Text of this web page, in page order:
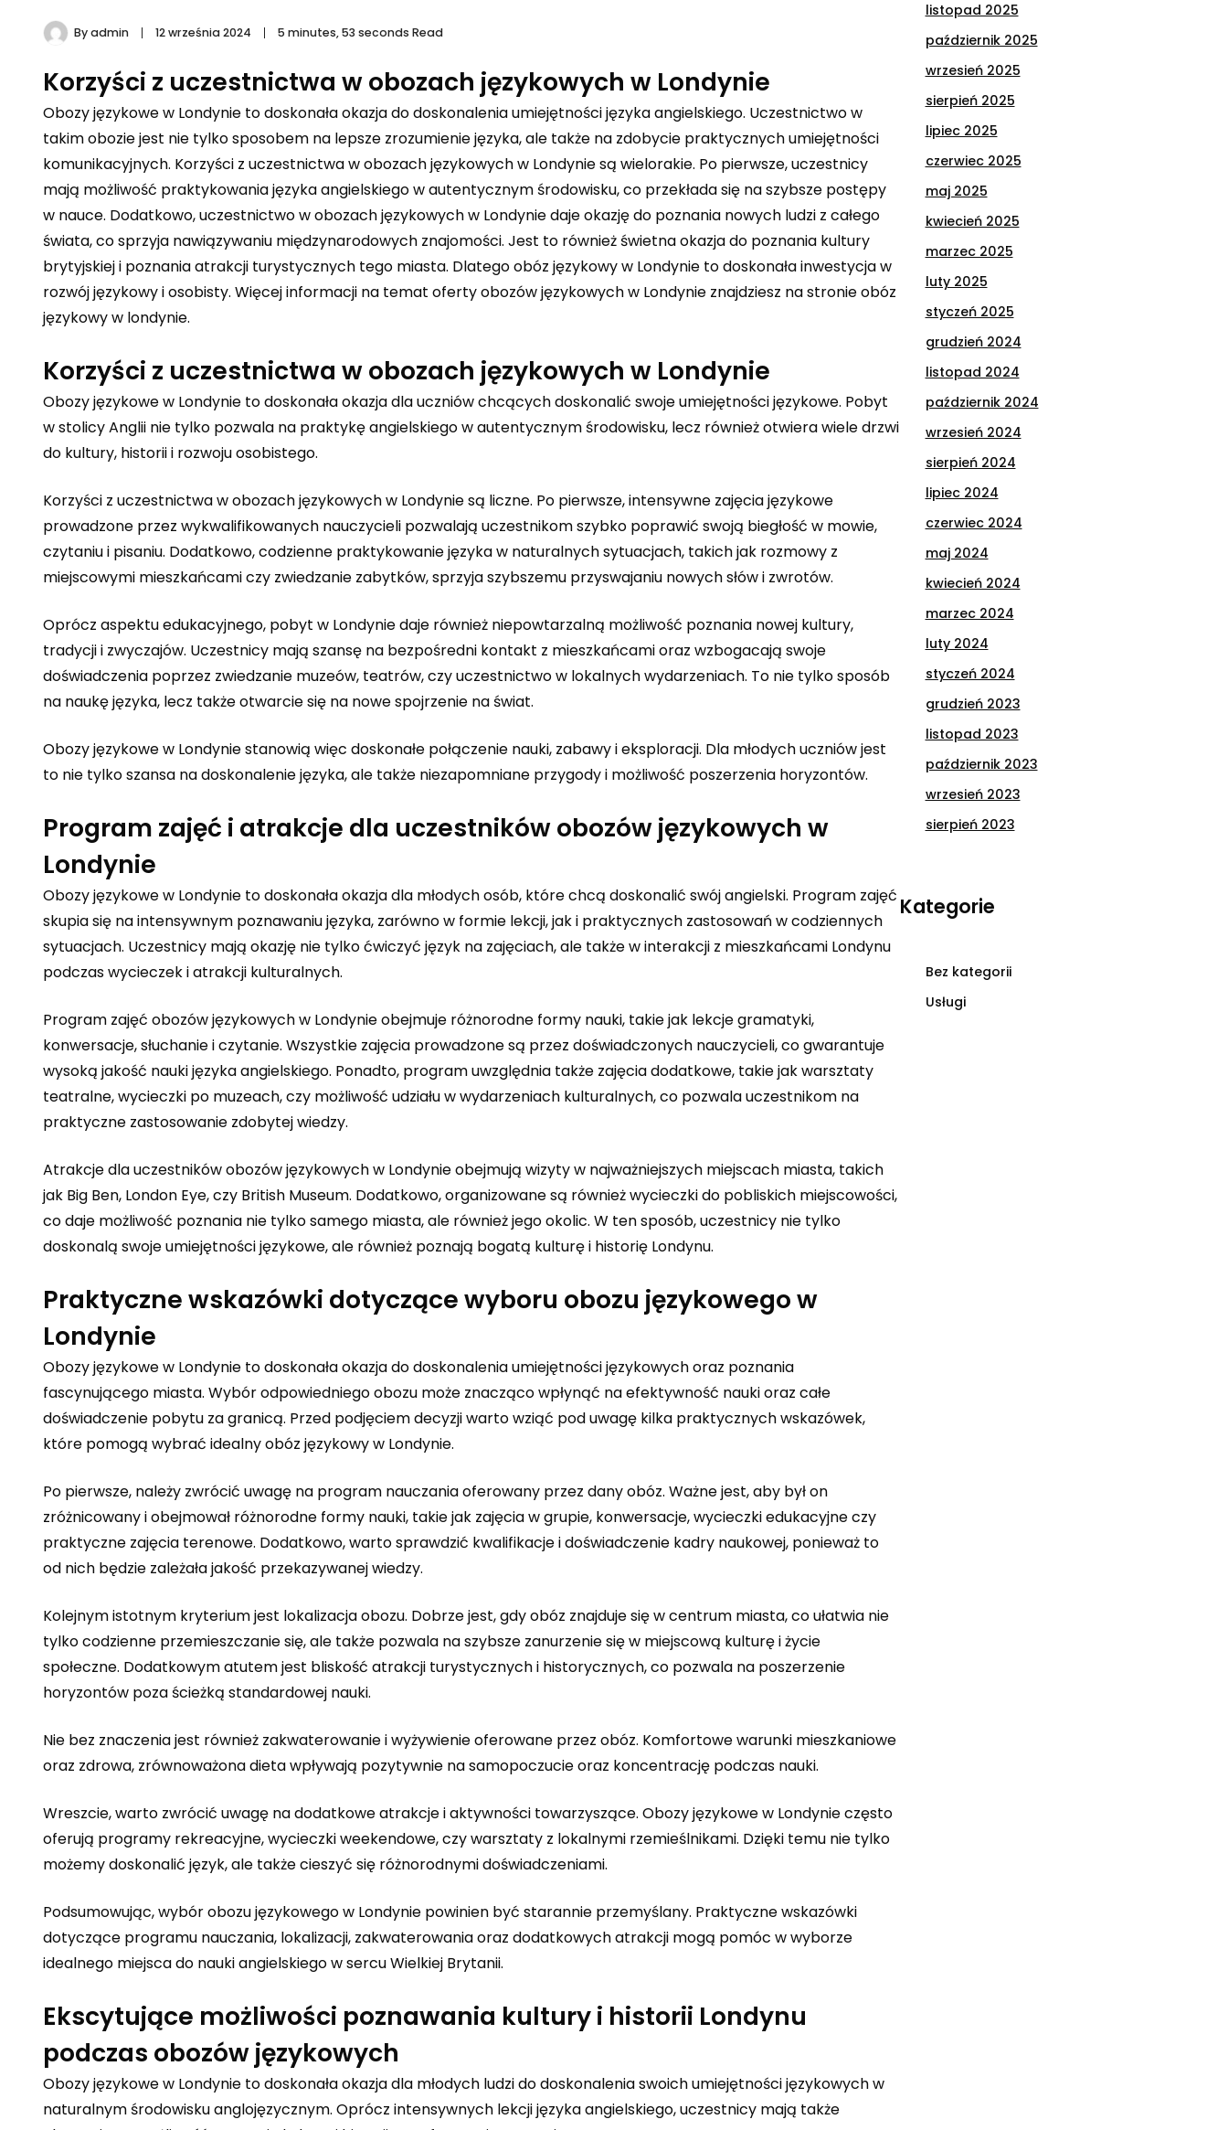
Byadmin 12 września 2024 5 minutes, 53 seconds Read
Korzyści z uczestnictwa w obozach językowych w Londynie
Obozy językowe w Londynie to doskonała okazja do doskonalenia umiejętności języka angielskiego. Uczestnictwo w
takim obozie jest nie tylko sposobem na lepsze zrozumienie języka, ale także na zdobycie praktycznych umiejętności
komunikacyjnych. Korzyści z uczestnictwa w obozach językowych w Londynie są wielorakie. Po pierwsze, uczestnicy
mają możliwość praktykowania języka angielskiego w autentycznym środowisku, co przekłada się na szybsze postępy
w nauce. Dodatkowo, uczestnictwo w obozach językowych w Londynie daje okazję do poznania nowych ludzi z całego
świata, co sprzyja nawiązywaniu międzynarodowych znajomości. Jest to również świetna okazja do poznania kultury
brytyjskiej i poznania atrakcji turystycznych tego miasta. Dlatego obóz językowy w Londynie to doskonała inwestycja w
rozwój językowy i osobisty. Więcej informacji na temat oferty obozów językowych w Londynie znajdziesz na stronieobóz
językowy w londynie.
Korzyści z uczestnictwa w obozach językowych w Londynie
Obozy językowe w Londynie to doskonała okazja dla uczniów chcących doskonalić swoje umiejętności językowe. Pobyt
w stolicy Anglii nie tylko pozwala na praktykę angielskiego w autentycznym środowisku, lecz również otwiera wiele drzwi
do kultury, historii i rozwoju osobistego.
Korzyści z uczestnictwa w obozach językowych w Londynie są liczne. Po pierwsze, intensywne zajęcia językowe
prowadzone przez wykwalifikowanych nauczycieli pozwalają uczestnikom szybko poprawić swoją biegłość w mowie,
czytaniu i pisaniu. Dodatkowo, codzienne praktykowanie języka w naturalnych sytuacjach, takich jak rozmowy z
miejscowymi mieszkańcami czy zwiedzanie zabytków, sprzyja szybszemu przyswajaniu nowych słów i zwrotów.
Oprócz aspektu edukacyjnego, pobyt w Londynie daje również niepowtarzalną możliwość poznania nowej kultury,
tradycji i zwyczajów. Uczestnicy mają szansę na bezpośredni kontakt z mieszkańcami oraz wzbogacają swoje
doświadczenia poprzez zwiedzanie muzeów, teatrów, czy uczestnictwo w lokalnych wydarzeniach. To nie tylko sposób
na naukę języka, lecz także otwarcie się na nowe spojrzenie na świat.
Obozy językowe w Londynie stanowią więc doskonałe połączenie nauki, zabawy i eksploracji. Dla młodych uczniów jest
to nie tylko szansa na doskonalenie języka, ale także niezapomniane przygody i możliwość poszerzenia horyzontów.
Program zajęć i atrakcje dla uczestników obozów językowych w
Londynie
Obozy językowe w Londynie to doskonała okazja dla młodych osób, które chcą doskonalić swój angielski. Program zajęć
skupia się na intensywnym poznawaniu języka, zarówno w formie lekcji, jak i praktycznych zastosowań w codziennych
sytuacjach. Uczestnicy mają okazję nie tylko ćwiczyć język na zajęciach, ale także w interakcji z mieszkańcami Londynu
podczas wycieczek i atrakcji kulturalnych.
Program zajęć obozów językowych w Londynie obejmuje różnorodne formy nauki, takie jak lekcje gramatyki,
konwersacje, słuchanie i czytanie. Wszystkie zajęcia prowadzone są przez doświadczonych nauczycieli, co gwarantuje
wysoką jakość nauki języka angielskiego. Ponadto, program uwzględnia także zajęcia dodatkowe, takie jak warsztaty
teatralne, wycieczki po muzeach, czy możliwość udziału w wydarzeniach kulturalnych, co pozwala uczestnikom na
praktyczne zastosowanie zdobytej wiedzy.
Atrakcje dla uczestników obozów językowych w Londynie obejmują wizyty w najważniejszych miejscach miasta, takich
jak Big Ben, London Eye, czy British Museum. Dodatkowo, organizowane są również wycieczki do pobliskich miejscowości,
co daje możliwość poznania nie tylko samego miasta, ale również jego okolic. W ten sposób, uczestnicy nie tylko
doskonalą swoje umiejętności językowe, ale również poznają bogatą kulturę i historię Londynu.
Praktyczne wskazówki dotyczące wyboru obozu językowego w
Londynie
Obozy językowe w Londynie to doskonała okazja do doskonalenia umiejętności językowych oraz poznania
fascynującego miasta. Wybór odpowiedniego obozu może znacząco wpłynąć na efektywność nauki oraz całe
doświadczenie pobytu za granicą. Przed podjęciem decyzji warto wziąć pod uwagę kilka praktycznych wskazówek,
które pomogą wybrać idealny obóz językowy w Londynie.
Po pierwsze, należy zwrócić uwagę na program nauczania oferowany przez dany obóz. Ważne jest, aby był on
zróżnicowany i obejmował różnorodne formy nauki, takie jak zajęcia w grupie, konwersacje, wycieczki edukacyjne czy
praktyczne zajęcia terenowe. Dodatkowo, warto sprawdzić kwalifikacje i doświadczenie kadry naukowej, ponieważ to
od nich będzie zależała jakość przekazywanej wiedzy.
Kolejnym istotnym kryterium jest lokalizacja obozu. Dobrze jest, gdy obóz znajduje się w centrum miasta, co ułatwia nie
tylko codzienne przemieszczanie się, ale także pozwala na szybsze zanurzenie się w miejscową kulturę i życie
społeczne. Dodatkowym atutem jest bliskość atrakcji turystycznych i historycznych, co pozwala na poszerzenie
horyzontów poza ścieżką standardowej nauki.
Nie bez znaczenia jest również zakwaterowanie i wyżywienie oferowane przez obóz. Komfortowe warunki mieszkaniowe
oraz zdrowa, zrównoważona dieta wpływają pozytywnie na samopoczucie oraz koncentrację podczas nauki.
Wreszcie, warto zwrócić uwagę na dodatkowe atrakcje i aktywności towarzyszące. Obozy językowe w Londynie często
oferują programy rekreacyjne, wycieczki weekendowe, czy warsztaty z lokalnymi rzemieślnikami. Dzięki temu nie tylko
możemy doskonalić język, ale także cieszyć się różnorodnymi doświadczeniami.
Podsumowując, wybór obozu językowego w Londynie powinien być starannie przemyślany. Praktyczne wskazówki
dotyczące programu nauczania, lokalizacji, zakwaterowania oraz dodatkowych atrakcji mogą pomóc w wyborze
idealnego miejsca do nauki angielskiego w sercu Wielkiej Brytanii.
Ekscytujące możliwości poznawania kultury i historii Londynu
podczas obozów językowych
Obozy językowe w Londynie to doskonała okazja dla młodych ludzi do doskonalenia swoich umiejętności językowych w
naturalnym środowisku anglojęzycznym. Oprócz intensywnych lekcji języka angielskiego, uczestnicy mają także
listopad 2025
październik 2025
wrzesień 2025
sierpień 2025
lipiec 2025
czerwiec 2025
maj 2025
kwiecień 2025
marzec 2025
luty 2025
styczeń 2025
grudzień 2024
listopad 2024
październik 2024
wrzesień 2024
sierpień 2024
lipiec 2024
czerwiec 2024
maj 2024
kwiecień 2024
marzec 2024
luty 2024
styczeń 2024
grudzień 2023
listopad 2023
październik 2023
wrzesień 2023
sierpień 2023
Kategorie
Bez kategorii
Usługi